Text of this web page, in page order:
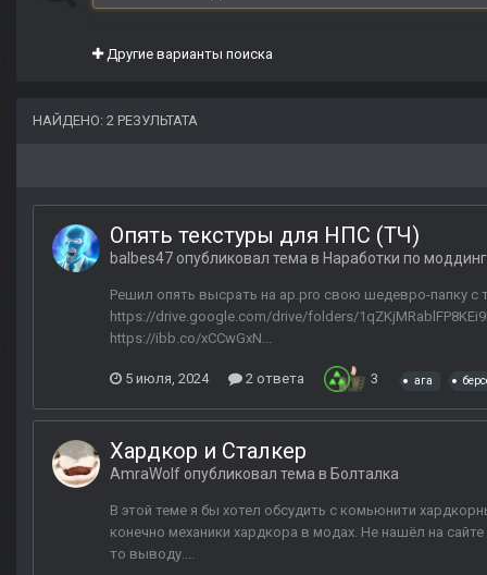
Другие варианты поиска
НАЙДЕНО: 2 РЕЗУЛЬТАТА
Опять текстуры для НПС (ТЧ)
balbes47 опубликовал тема в Наработки по
Решил опять высрать на ap.pro свою шедевро-папку с
https://drive.google.com/drive/folders/
https://ibb.co/xCCwGxN...
5 июля, 2024 2 ответа 3 ага
Хардкор и Сталкер
AmraWolf опубликовал тема в Болталка
В этой теме я бы хотел обсудить с комьюнити
конечно механики хардкора в модах. Не нашёл на
то выводу....